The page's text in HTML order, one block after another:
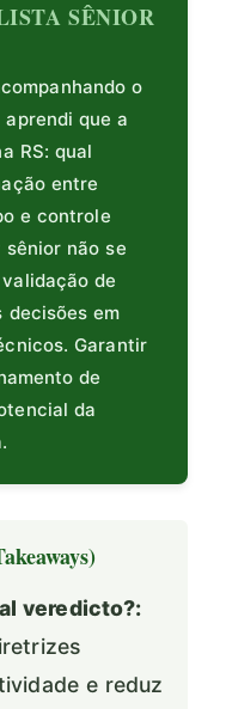
SÊNIOR
o
que a
RS: qual
entre
e controle
não se
de
decisões em
Garantir
de
da
veredicto?:
e reduz